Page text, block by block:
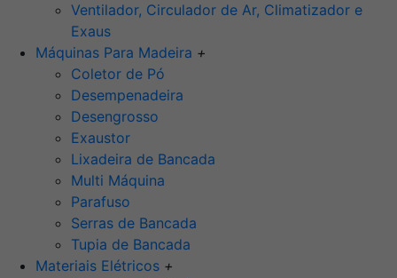
Ventilador, Circulador de Ar, Climatizador e
Exaus
Máquinas Para Madeira +
Coletor de Pó
Desempenadeira
Desengrosso
Exaustor
Lixadeira de Bancada
Multi Máquina
Parafuso
Serras de Bancada
Tupia de Bancada
Materiais Elétricos +